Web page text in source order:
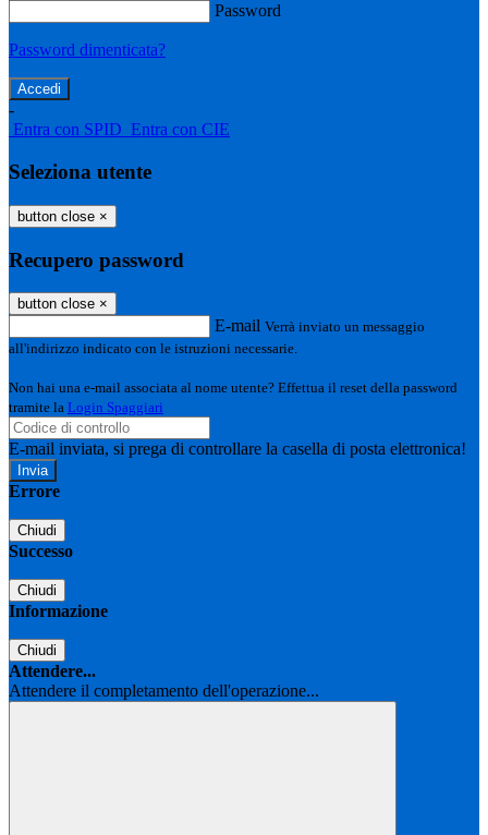
Password
Password dimenticata?
-
Entra con SPID Entra con CIE
Seleziona utente
button close ×
Recupero password
button close ×
E-mail Verrà inviato un messaggio
all'indirizzo indicato con le istruzioni necessarie.
Non hai una e-mail associata al nome utente? Effettua il reset della password
tramite la Login Spaggiari
E-mail inviata, si prega di controllare la casella di posta elettronica!
Errore
Chiudi
Successo
Chiudi
Informazione
Chiudi
Attendere...
Attendere il completamento dell'operazione...